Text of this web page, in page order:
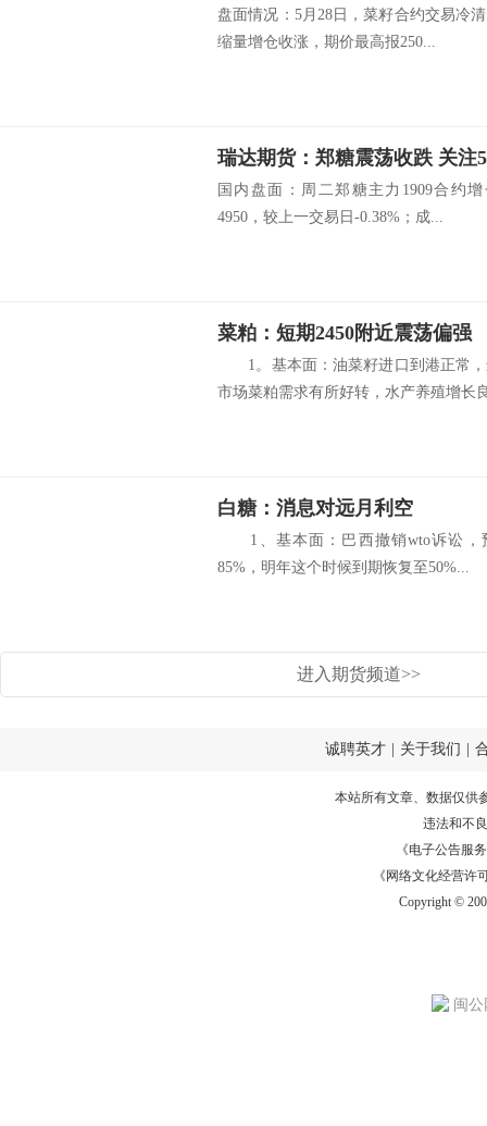
盘面情况：5月28日，菜籽合约交易冷
缩量增仓收涨，期价最高报250...
瑞达期货：郑糖震荡收跌 关注
国内盘面：周二郑糖主力1909合约
4950，较上一交易日-0.38%；成...
菜粕：短期2450附近震荡偏强
1。基本面：油菜籽进口到港正常，
市场菜粕需求有所好转，水产养殖增长
白糖：消息对远月利空
1、基本面：巴西撤销wto诉讼，
85%，明年这个时候到期恢复至50%...
进入期货频道>>
诚聘英才 关于我们
本站所有文章、数据仅供
违法和不
《电子公告服务
《网络文化经营许
Copyright ©
闽公